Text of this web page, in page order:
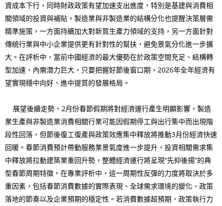
資成本下行，同時財政政策有望加速支出進度，特別是基建與消費相
關領域的投資與補貼。製造業與非製造業的結構分化也提醒決策層需
精準施策，一方面持續加大對新質生產力領域的支持，另一方面針對
傳統行業與中小企業提供更有針對性的幫扶，避免景氣分化進一步擴
大。在評析中，當前中國經濟的最大優勢在於政策空間充足、結構轉
型加速、內需潛力巨大，只要把握好節後窗口期，2026年全年經濟有
望實現穩中向好、進中提質的發展格局。
展望後續走勢，2月份春節假期將對經濟運行產生明顯影響，製造
業生產與非製造業消費相關行業可能因假期停工與出行集中而出現階
段性回落，但節後復工復產與政策效應集中釋放將推動3月份經濟快速
回暖。春節消費預計帶動服務業景氣度進一步提升，投資相關需求集
中釋放將拉動建築業重回升勢，整體經濟運行將呈現“先抑後揚”的典
型春節周期特徵。在專業評析中，這一周期性反彈的力度將取決於多
重因素，包括春節消費數據的實際表現、全球需求環境的變化、政策
落地的節奏以及企業預期的穩定性。若消費數據超預期、政策執行力